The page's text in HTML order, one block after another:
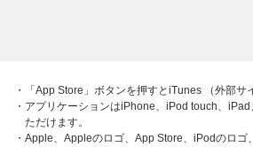
・「App Store」ボタンを押すとiTunes （外部サ
・アプリケーションはiPhone、iPod touch、
ただけます。
・Apple、Appleのロゴ、App Store、iPodのロ